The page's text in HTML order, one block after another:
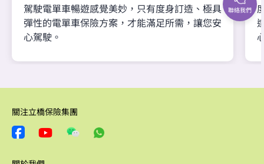
駕駛電單車暢遊感覺美妙，只有度身訂造、極具
彈性的電單車保險方案，才能滿足所需，讓您安
心駕駛。
關注立橋保險集團
聯絡我們